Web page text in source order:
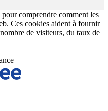
comprendre comment les
Ces cookies aident à fournir
de visiteurs, du taux de